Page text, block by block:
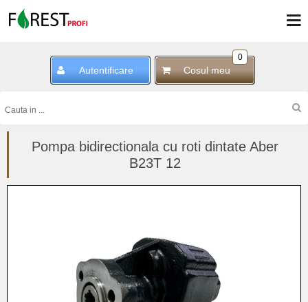
Autentificare
0
Cosul meu
Pompa bidirectionala cu roti dintate Aber
B23T 12